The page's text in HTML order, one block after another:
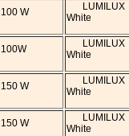
100 W
White
100W
White
150 W
White
150 W
White